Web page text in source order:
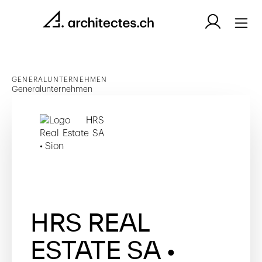
GENERALUNTERNEHMEN
Generalunternehmen
HRS REAL
ESTATE SA •